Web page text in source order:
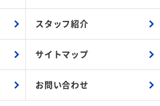
スタッフ紹介
サイトマップ
お問い合わせ